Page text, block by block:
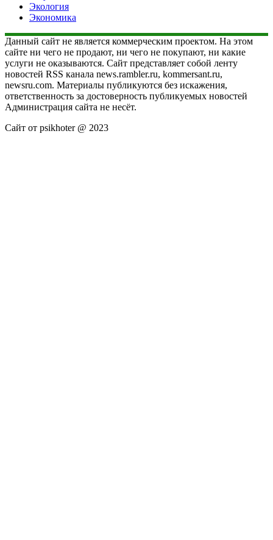
Экология
Экономика
Данный сайт не является коммерческим проектом. На этом
сайте ни чего не продают, ни чего не покупают, ни какие
услуги не оказываются. Сайт представляет собой ленту
новостей RSS канала news.rambler.ru, kommersant.ru,
newsru.com. Материалы публикуются без искажения,
ответственность за достоверность публикуемых новостей
Администрация сайта не несёт.
Сайт от psikhoter @ 2023